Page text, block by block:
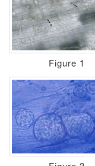
Figure 1